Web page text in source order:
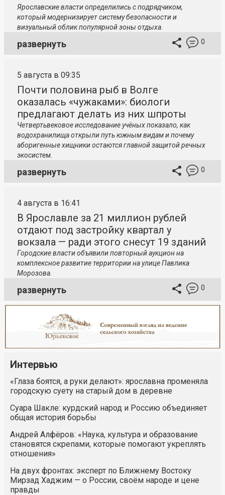
Ярославские власти определились с подрядчиком,
который модернизирует систему безопасности и
визуальный облик популярной зоны отдыха.
развернуть 0
5 августа в 09:35
Почти половина рыб в Волге
оказалась «чужаками»: биологи
предлагают делать из них шпроты
Четвертьвековое исследование учёных показало, как
водохранилища открыли путь южным видам и почему
аборигенные хищники остаются главной защитой речных
экосистем.
развернуть 0
4 августа в 16:41
В Ярославле за 21 миллион рублей
отдают под застройку квартал у
вокзала — ради этого снесут 19 зданий
Городские власти объявили повторный аукцион на
комплексное развитие территории на улице Павлика
Морозова.
развернуть 0
Интервью
«Глаза боятся, а руки делают»: ярославна променяла
городскую суету на старый дом в деревне
Суара Шакле: курдский народ и Россию объединяет
общая история борьбы
Андрей Алфёров: «Наука, культура и образование
становятся скрепами, которые помогают укреплять
отношения»
На двух фронтах: эксперт по Ближнему Востоку
Мирзад Хаджим — о России, своём народе и цене
правды